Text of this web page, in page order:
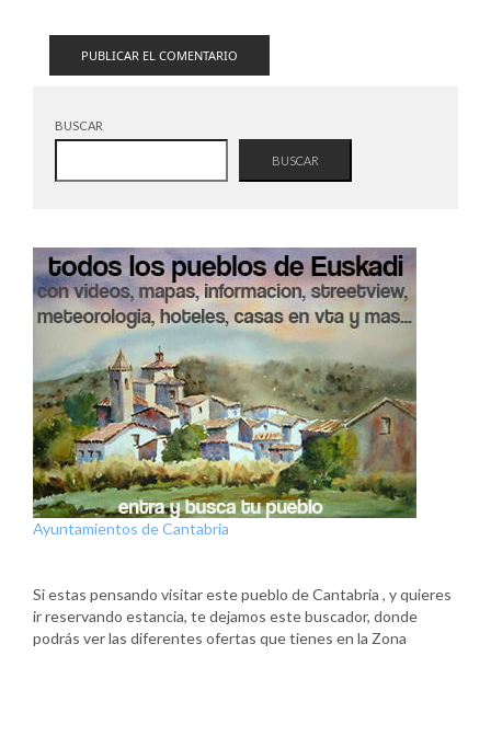
BUSCAR
BUSCAR
Ayuntamientos de Cantabria
Si estas pensando visitar este pueblo de Cantabria , y quieres
ir reservando estancia, te dejamos este buscador, donde
podrás ver las diferentes ofertas que tienes en la Zona